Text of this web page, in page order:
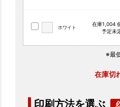
ホワイト
在庫1,004
予定未
※最
在庫切
印刷方法を選ぶ